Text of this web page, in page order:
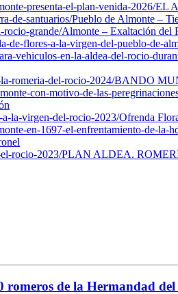
presenta-el-plan-venida-2026/EL
de-santuarios/Pueblo de Almonte –
rocio-grande/Almonte – Exaltación del
de-flores-a-la-virgen-del-pueblo-de-
vehiculos-en-la-aldea-del-rocio-
romeria-del-rocio-2024/BANDO
con-motivo-de-las-
la-virgen-del-rocio-2023/Ofrenda
en-1697-el-enfrentamiento-de-la-
rocio-2023/PLAN ALDEA.
romeros de la Hermandad